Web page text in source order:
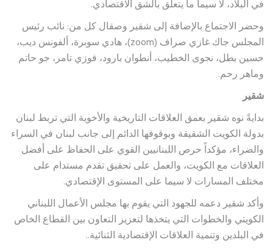
في البلاد، لا سيما ما يتعلق بالشق الاقتصادي.
وحضر الاجتماع بالإضافة إلى شقير وصقال كل من: نائب رئيس
المجلس جاك غازي صراف (zoom)، هادي سوبرة، ألفونس ديب،
حسين بطل، نجوى الخطيب، أنطوان بارود، فوزي تامر، جو حاتم
وماهر رحم.
شقير
بدايةً نوه شقير بعمق العلاقات التاريخية والأخوية التي تربط لبنان
بدولة الكويت الشقيقة وبوقوفها الدائم إلى جانب لبنان في السراء
والضراء، مؤكداً حرص اللبنانيين القوي على الحفاظ على أفضل
العلاقات مع الكويت، والعمل على تحقيق تقدم مستدام على
مختلف المسارات لا سيما على المستوى الإقتصادي.
وأكد شقير دعمه للجهود التي يقوم بها مجلس الأعمال اللبناني
الكويتي والخطوات التي يتخذها لتعزيز التعاون بين القطاع الخاص
في البلدين وتنمية العلاقات الإقتصادية الثنائية..